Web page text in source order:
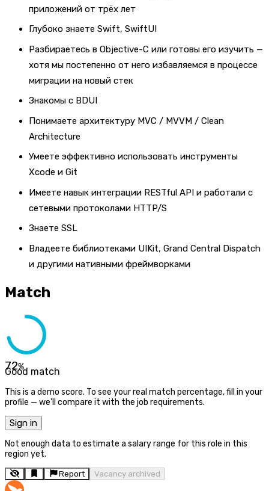
приложений от трёх лет
Глубоко знаете Swift, SwiftUI
Разбираетесь в Objective-C или готовы его изучить —
хотя мы постепенно от него избавляемся в процессе
миграции на новый стек
Знакомы с BDUI
Понимаете архитектуру MVC / MVVM / Clean
Architecture
Умеете эффективно использовать инструменты
Xcode и Git
Имеете навык интеграции RESTful API и работали с
сетевыми протоколами HTTP/S
Знаете SSL
Владеете библиотеками UIKit, Grand Central Dispatch
и другими нативными фреймворками
Match
72%
Good match
This is a demo score. To see your real match percentage, fill in your
profile — we'll compare it with the job requirements.
Sign in
Not enough data to estimate a salary range for this role in this
region yet.
Report Vacancy archived